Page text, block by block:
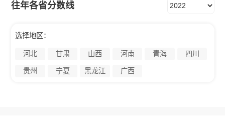
往年各省分数线
选择地区：
河北 甘肃 山西 河南 青海 四川
贵州 宁夏 黑龙江 广西